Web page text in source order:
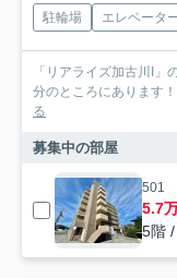
駐輪場 エレベータ
「リアライズ加古川I
分のところにあります
る
募集中の部屋
501
5.7
5階